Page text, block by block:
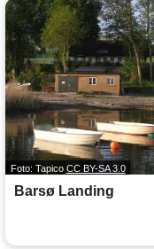
Foto: Tapico CC BY-SA 3.0
Barsø Landing